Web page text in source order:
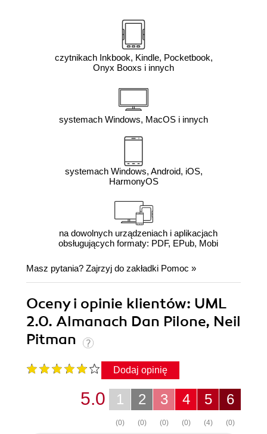
czytnikach Inkbook, Kindle, Pocketbook,
Onyx Booxs i innych
systemach Windows, MacOS i innych
systemach Windows, Android, iOS,
HarmonyOS
na dowolnych urządzeniach i aplikacjach
obsługujących formaty: PDF, EPub, Mobi
Masz pytania? Zajrzyj do zakładki Pomoc »
Oceny i opinie klientów: UML
2.0. Almanach Dan Pilone, Neil
Pitman
Dodaj opinię
6
(0)
5
(4)
4
(0)
3
(0)
2
(0)
1
(0)
5.0